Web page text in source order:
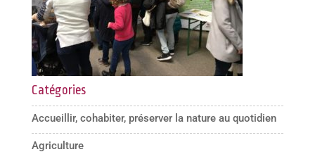
Catégories
Accueillir, cohabiter, préserver la nature au quotidien
Agriculture